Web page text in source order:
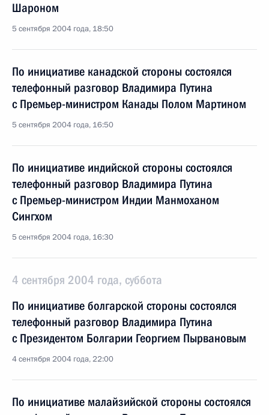
Шароном
5 сентября 2004 года, 18:50
По инициативе канадской стороны состоялся
телефонный разговор Владимира Путина
с Премьер-министром Канады Полом Мартином
5 сентября 2004 года, 16:50
По инициативе индийской стороны состоялся
телефонный разговор Владимира Путина
с Премьер-министром Индии Манмоханом
Сингхом
5 сентября 2004 года, 16:30
4 сентября 2004 года, суббота
По инициативе болгарской стороны состоялся
телефонный разговор Владимира Путина
с Президентом Болгарии Георгием Пырвановым
4 сентября 2004 года, 22:00
По инициативе малайзийской стороны состоялся